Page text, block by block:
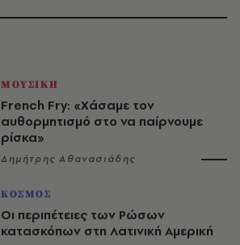
ΜΟΥΣΙΚΗ
French Fry: «Χάσαμε τον
αυθορμητισμό στο να παίρνουμε
ρίσκα»
Δημήτρης Αθανασιάδης
ΚΟΣΜΟΣ
Οι περιπέτειες των Ρώσων
κατασκόπων στη Λατινική Αμερική